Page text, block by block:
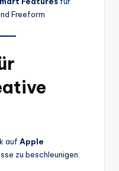
Freeform
auf Apple
zu beschleunigen: